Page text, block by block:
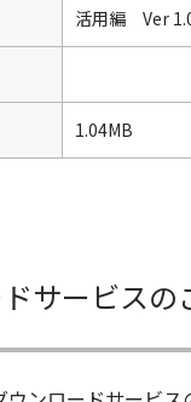
活用編 Ver
1.04MB
サービスの